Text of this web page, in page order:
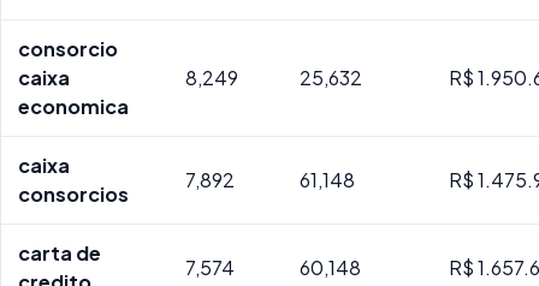
consorcio
caixa
economica
8,249 25,632 R$
caixa
consorcios
7,892 61,148 R$
carta de
7,574 60,148 R$